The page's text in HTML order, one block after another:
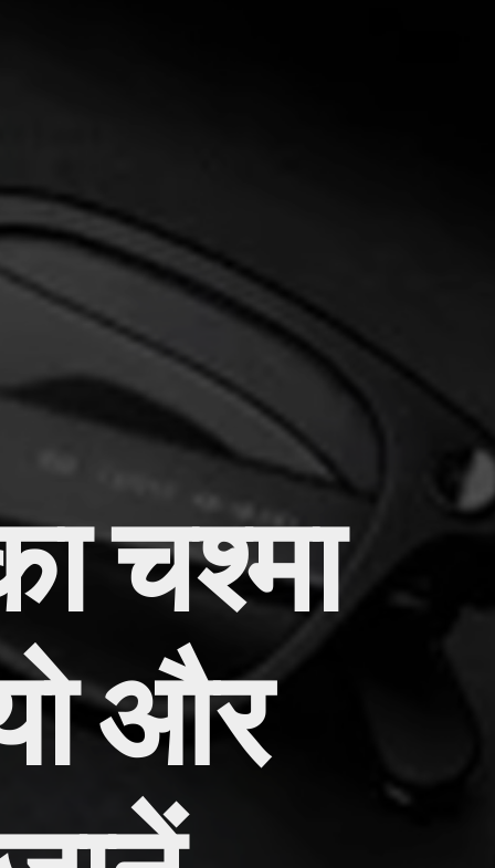
चश्मा
और